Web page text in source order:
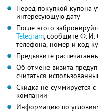
Перед покупкой купона
интересующую дату
После этого
Telegram, сообщите Ф. И.
телефона, номер и код
Предъявите
Об отмене визита
считаться
Скидка не суммируется
компании
Информацию по